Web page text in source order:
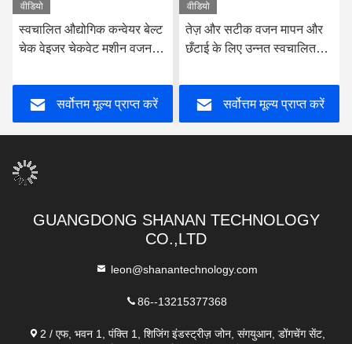
वीडियो
स्वचालित औद्योगिक कन्वेयर बेल्ट
चेक वेइजर चेकवेट मशीन वजन
सर्वोत्तम मूल्य प्राप्त करें
वीडियो
तेज़ और सटीक वजन मापन और
छँटाई के लिए उन्नत स्वचालित
सर्वोत्तम मूल्य प्राप्त करें
GUANGDONG SHANAN TECHNOLOGY
CO.,LTD
leon@shanantechnology.com
86--13215377368
2 / एफ, भवन 1, पंक्ति 1, शिजिंग इंडस्ट्रीज़ जोन, संगयुआन, डोंगचेंग सेंट,